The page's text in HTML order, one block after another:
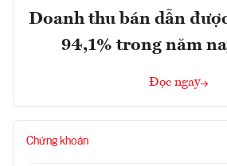
Doanh thu bán dẫn
94,1% trong năm
Đọc ngay
Chứng khoán